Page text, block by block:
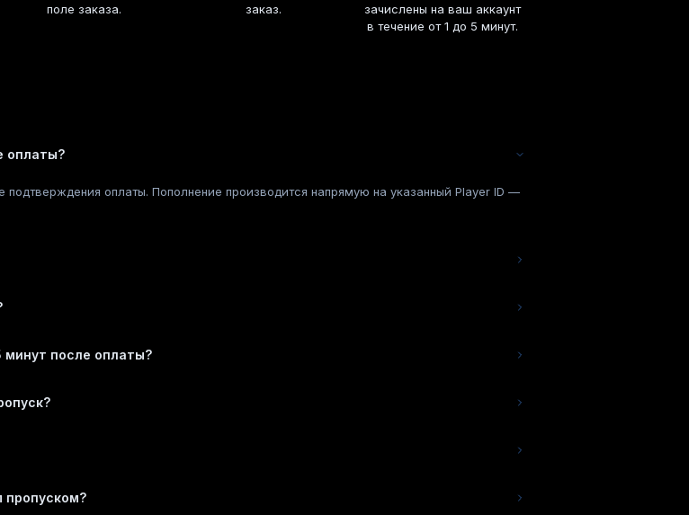
поле заказа.
заказ.
зачислены на ваш аккаунт
в течение от 1 до 5 минут.
оплаты?
подтверждения оплаты. Пополнение производится напрямую на указанный Player ID —
минут после оплаты?
пропуском?